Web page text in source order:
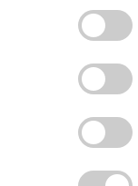
Superficie:
Camera
Bagni:
Città: